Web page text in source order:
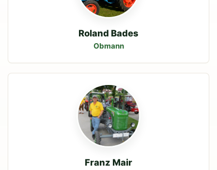
Roland Bades
Obmann
Franz Mair